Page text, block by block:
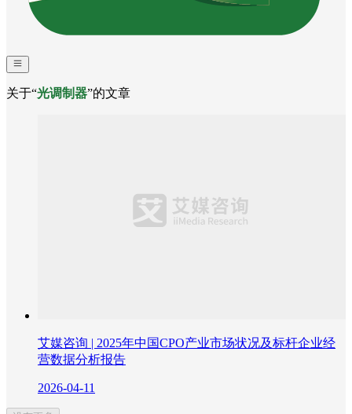
关于“光调制器”的文章
艾媒咨询 | 2025年中国CPO产业市场状况及标杆企业经
营数据分析报告
2026-04-11